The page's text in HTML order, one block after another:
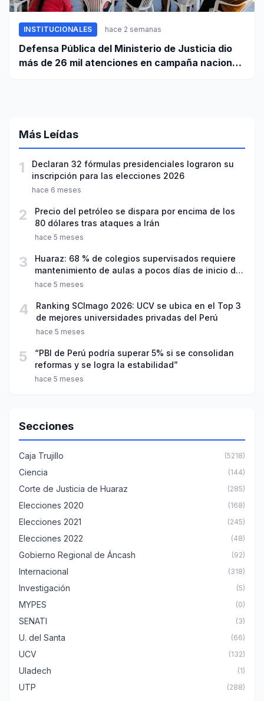
INSTITUCIONALES hace 2 semanas
Defensa Pública del Ministerio de Justicia dio
más de 26 mil atenciones en campaña nacional
Más Leídas
1
Declaran 32 fórmulas presidenciales lograron su
inscripción para las elecciones 2026
hace 6 meses
2
Precio del petróleo se dispara por encima de los
80 dólares tras ataques a Irán
hace 5 meses
3
Huaraz: 68 % de colegios supervisados requiere
mantenimiento de aulas a pocos días de inicio del
año escolar 2026
hace 5 meses
4
Ranking SCImago 2026: UCV se ubica en el Top 3
de mejores universidades privadas del Perú
hace 5 meses
5
“PBI de Perú podría superar 5% si se consolidan
reformas y se logra la estabilidad”
hace 5 meses
Secciones
Caja Trujillo (5218)
Ciencia (144)
Corte de Justicia de Huaraz (285)
Elecciones 2020 (168)
Elecciones 2021 (245)
Elecciones 2022 (48)
Gobierno Regional de Áncash (92)
Internacional (318)
Investigación (5)
MYPES (0)
SENATI (3)
U. del Santa (66)
UCV (132)
Uladech (1)
UTP (288)